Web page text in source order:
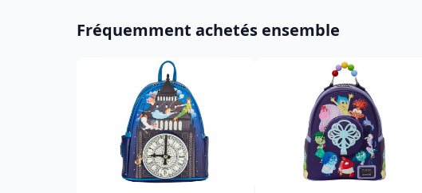
Fréquemment achetés ensemble